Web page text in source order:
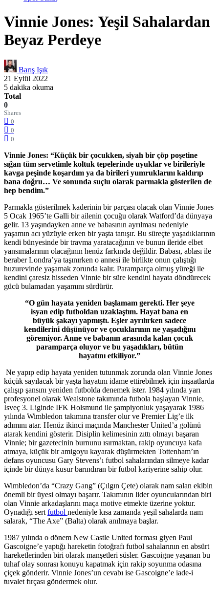
Vinnie Jones: Yeşil Sahalardan
Beyaz Perdeye
Barış Işık
21 Eylül 2022
5 dakika okuma
Total
0
Shares
0
0
0
Vinnie Jones: “Küçük bir çocukken, siyah bir çöp poşetine
sığan tüm servetimle koltuk tepelerinde uyuklar ve birileriyle
kavga peşinde koşardım ya da birileri yumruklarını kaldırıp
bana doğru… Ve sonunda suçlu olarak parmakla gösterilen de
hep bendim.”
Parmakla gösterilmek kaderinin bir parçası olacak olan Vinnie Jones
5 Ocak 1965’te Galli bir ailenin çocuğu olarak Watford’da dünyaya
gelir. 13 yaşındayken anne ve babasının ayrılması nedeniyle
yaşamın acı yüzüyle erken bir yaşta tanışır. Bu süreçte yaşadıklarının
kendi bünyesinde bir travma yaratacağının ve bunun ileride elbet
yansımalarının olacağının henüz farkında değildir. Babası, ablası ile
beraber Londra’ya taşınırken o annesi ile birlikte onun çalıştığı
huzurevinde yaşamak zorunda kalır. Paramparça olmuş yüreği ile
kendini çaresiz hisseden Vinnie bir süre kendini hayata döndürecek
gücü bulamadan yaşamını sürdürür.
“O gün hayata yeniden başlamam gerekti. Her şeye
isyan edip futboldan uzaklaştım. Hayat bana en
büyük şakayı yapmıştı. Eşler ayrılırken sadece
kendilerini düşünüyor ve çocuklarının ne yaşadığını
göremiyor. Anne ve babanın arasında kalan çocuk
paramparça oluyor ve bu yaşadıkları, bütün
hayatını etkiliyor.”
Ne yapıp edip hayata yeniden tutunmak zorunda olan Vinnie Jones
küçük sayılacak bir yaşta hayatını idame ettirebilmek için inşaatlarda
çalışıp şansını yeniden futbolda denemek ister. 1984 yılında yarı
profesyonel olarak Wealstone takımında futbola başlayan Vinnie,
İsveç 3. Liginde IFK Holsmund ile şampiyonluk yaşayarak 1986
yılında Wimbledon takımına transfer olur ve Premier Lig’e ilk
adımını atar. Henüz ikinci maçında Manchester United’a golünü
atarak kendini gösterir. Disiplin kelimesinin zıttı olmayı başaran
Vinnie; bir gazetecinin burnunu ısırmaktan, rakip oyuncuya kafa
atmaya, küçük bir amigoyu kayarak düşürmekten Tottenham’ın
defans oyuncusu Gary Stevens’ı futbol sahalarından silmeye kadar
içinde bir dünya kusur barındıran bir futbol kariyerine sahip olur.
Wimbledon’da “Crazy Gang” (Çılgın Çete) olarak nam salan ekibin
önemli bir üyesi olmayı başarır. Takımının lider oyuncularından biri
olan Vinnie arkadaşlarını maça motive etmekte üzerine yoktur.
Oynadığı sert futbol nedeniyle kısa zamanda yeşil sahalarda nam
salarak, “The Axe” (Balta) olarak anılmaya başlar.
1987 yılında o dönem New Castle United forması giyen Paul
Gascoigne’e yaptığı hareketin fotoğrafı futbol sahalarının en absürt
hareketlerinden biri olarak manşetleri süsler. Gascoigne yaşanan bu
tuhaf olay sonrası konuyu kapatmak için rakip soyunma odasına
çiçek gönderir. Vinnie Jones’un cevabı ise Gascoigne’e iade-i
tuvalet fırçası göndermek olur.